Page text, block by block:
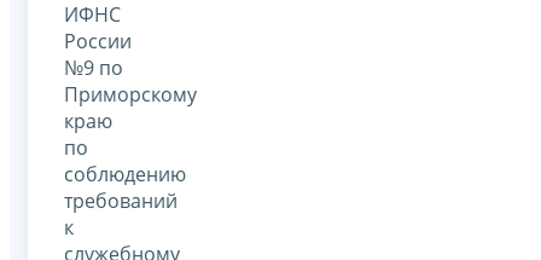
ИФНС
России
№9 по
Приморскому
краю
по
соблюдению
требований
к
служебному